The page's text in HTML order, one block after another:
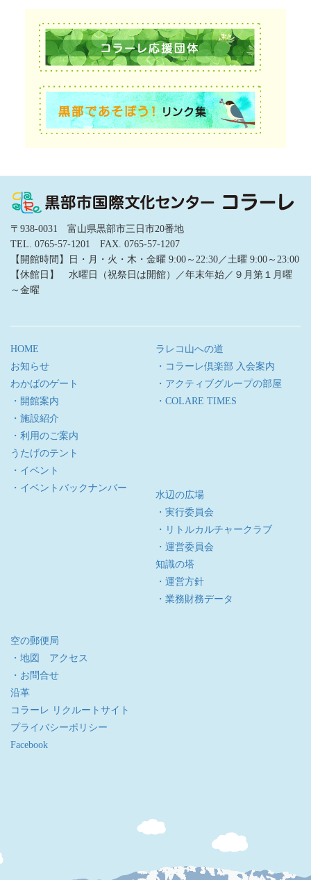
〒938-0031 富山県黒部市三日市20番地
TEL. 0765-57-1201 FAX. 0765-57-1207
【開館時間】日・月・火・木・金曜 9:00～22:30／土曜 9:00～23:00
【休館日】 水曜日（祝祭日は開館）／年末年始／９月第１月曜
～金曜
HOME
お知らせ
わかばのゲート
・開館案内
・施設紹介
・利用のご案内
うたげのテント
・イベント
・イベントバックナンバー
ラレコ山への道
・コラーレ倶楽部 入会案内
・アクティブグループの部屋
・COLARE TIMES
水辺の広場
・実行委員会
・リトルカルチャークラブ
・運営委員会
知識の塔
・運営方針
・業務財務データ
空の郵便局
・地図 アクセス
・お問合せ
沿革
コラーレ リクルートサイト
プライバシーポリシー
Facebook